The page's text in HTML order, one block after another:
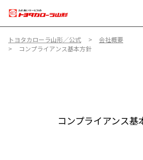
トヨタカローラ山形／公式
会社概要
コンプライアンス基本方針
コンプライアンス基